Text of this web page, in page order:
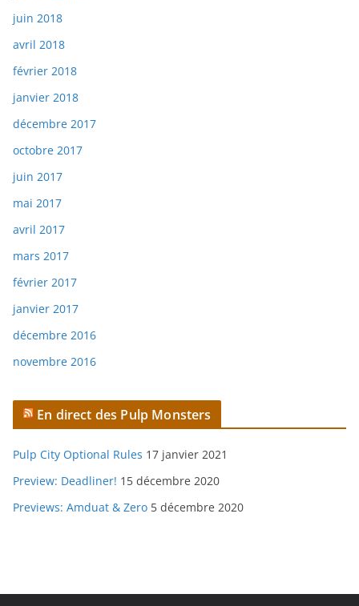
juin 2018
avril 2018
février 2018
janvier 2018
décembre 2017
octobre 2017
juin 2017
mai 2017
avril 2017
mars 2017
février 2017
janvier 2017
décembre 2016
novembre 2016
En direct des Pulp Monsters
Pulp City Optional Rules 17 janvier 2021
Preview: Deadliner! 15 décembre 2020
Previews: Amduat & Zero 5 décembre 2020